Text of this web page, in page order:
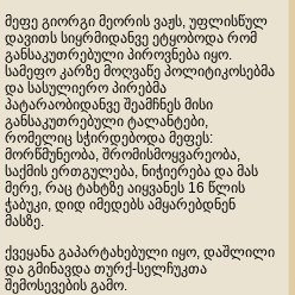
მეფე გიორგი მეორის ვაჟს, უფლისწულ
დავითს სიყრმიდანვე ეტყობოდა რომ
განსაკუთრებული პიროვნება იყო.
სამეფო კარზე მოღვაწე პოლიტიკოსებმა
და სასულიერო პირებმა
პატარაობიდანვე შეამჩნეს მისი
განსაკუთრებული ტალანტები,
რომელიც სჭირდებოდა მეფეს:
მორწმუნეობა, შრომისმოყვარეობა,
საქმის ერთგულება, ნიჭიერება და მას
მერე, რაც ტახტზე აიყვანეს 16 წლის
ჭაბუკი, დიდ იმედებს ამყარებდნენ
მასზე.
ქვეყანა გაპარტახებული იყო, დაშლილი
და გმინავდა თურქ-სელჩუკთა
შემოსევების გამო.